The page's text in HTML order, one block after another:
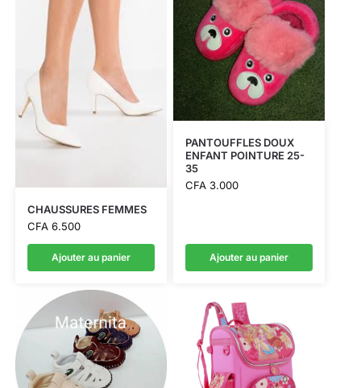
CHAUSSURES FEMMES
CFA6.500
Ajouter au panier
PANTOUFFLES DOUX
ENFANT POINTURE 25-
35
CFA3.000
Ajouter au panier